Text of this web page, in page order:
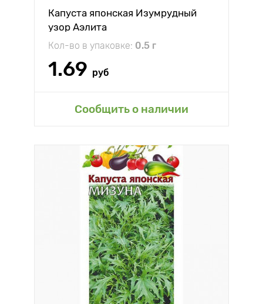
Капуста японская Изумрудный
узор Аэлита
Кол-во в упаковке: 0.5 г
1.69 руб
Сообщить о наличии